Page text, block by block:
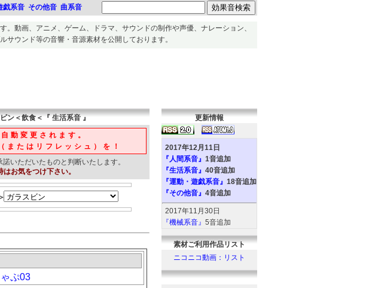
。 動画、アニメ、ゲーム、ドラマ、サウンドの制作や声優、ナレーション、
サウンド等の音響・音源素材を公開しております。
＜飲食＜『 生活系音 』
動変更されます。
またはリフレッシュ）を！
いただいたものと判断いたします。
お気をつけ下さい。
＞
ぷ03
更新情報
2017年12月11日
『人間系音』 1音追加
『生活系音』 40音追加
『運動・遊戯系音』 18音追加
『その他音』 4音追加
2017年11月30日
『機械系音』 5音追加
『人間系音』2音追加
『環境系音』6音追加
『動物系音』6音追加
素材ご利用作品リスト
ニコニコ動画：リスト
戯系音 その他音 曲系音